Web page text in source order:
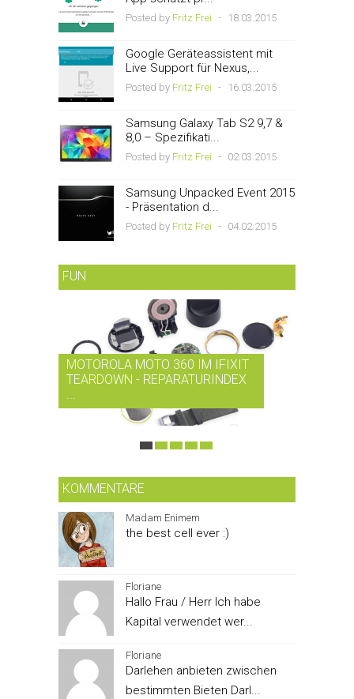
Posted by Fritz Frei - 18.03.2015
Google Geräteassistent mit
Live Support für Nexus,...
Posted by Fritz Frei - 16.03.2015
Samsung Galaxy Tab S2 9,7 &
8,0 – Spezifikati...
Posted by Fritz Frei - 02.03.2015
Samsung Unpacked Event 2015
- Präsentation d...
Posted by Fritz Frei - 04.02.2015
FUN
MOTOROLA MOTO 360 IM IFIXIT
TEARDOWN - REPARATURINDEX
...
KOMMENTARE
Madam Enimem
the best cell ever :)
Floriane
Hallo Frau / Herr Ich habe
Kapital verwendet wer...
Floriane
Darlehen anbieten zwischen
bestimmten Bieten Darl...